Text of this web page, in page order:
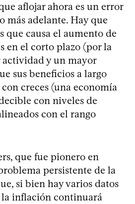
aflojar ahora es un error
más adelante. Hay que
que causa el aumento de
en el corto plazo (por la
y un mayor
sus beneficios a largo
creces (una economía
con niveles de
con el rango
que fue pionero en
persistente de la
si bien hay varios datos
la inflación continuará